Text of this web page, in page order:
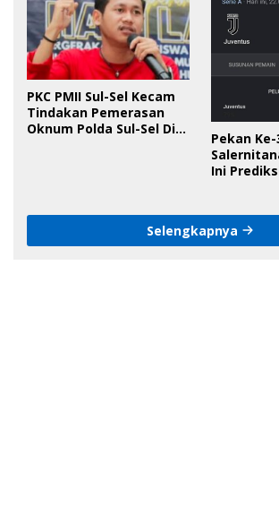
PKC PMII Sul-Sel Kecam
Tindakan Pemerasan
Oknum Polda Sul-Sel Di
Pekan
Ini
Selengkapnya